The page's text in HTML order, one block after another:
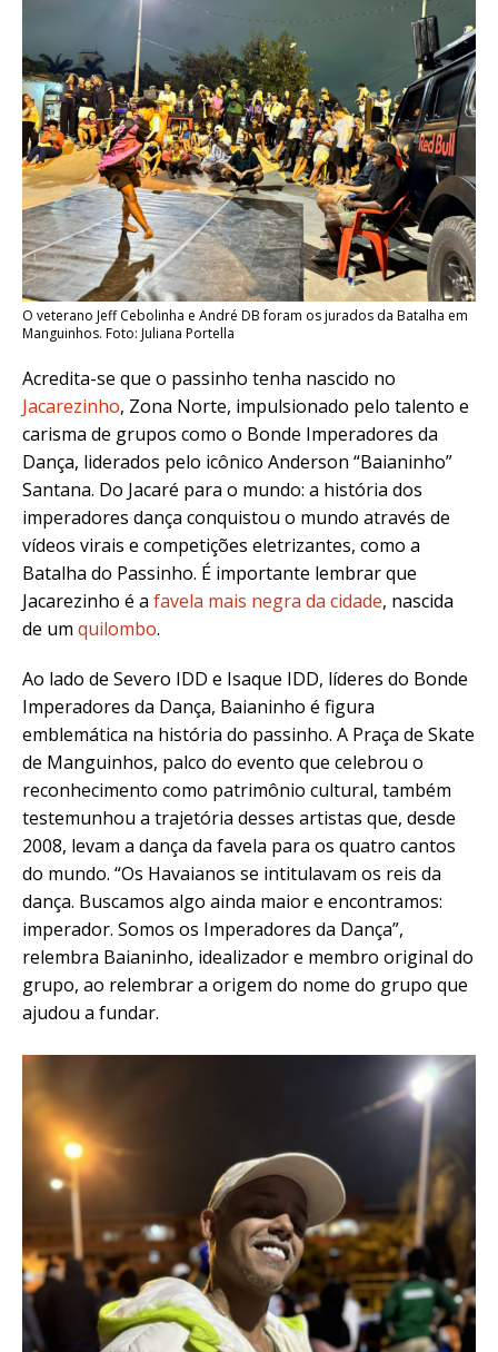
O veterano Jeff Cebolinha e André DB foram os jurados da Batalha em
Manguinhos. Foto: Juliana Portella
Acredita-se que o passinho tenha nascido no
Jacarezinho, Zona Norte, impulsionado pelo talento e
carisma de grupos como o Bonde Imperadores da
Dança, liderados pelo icônico Anderson “Baianinho”
Santana. Do Jacaré para o mundo: a história dos
imperadores dança conquistou o mundo através de
vídeos virais e competições eletrizantes, como a
Batalha do Passinho. É importante lembrar que
Jacarezinho é a favela mais negra da cidade, nascida
de um quilombo.
Ao lado de Severo IDD e Isaque IDD, líderes do Bonde
Imperadores da Dança, Baianinho é figura
emblemática na história do passinho. A Praça de Skate
de Manguinhos, palco do evento que celebrou o
reconhecimento como patrimônio cultural, também
testemunhou a trajetória desses artistas que, desde
2008, levam a dança da favela para os quatro cantos
do mundo. “Os Havaianos se intitulavam os reis da
dança. Buscamos algo ainda maior e encontramos:
imperador. Somos os Imperadores da Dança”,
relembra Baianinho, idealizador e membro original do
grupo, ao relembrar a origem do nome do grupo que
ajudou a fundar.